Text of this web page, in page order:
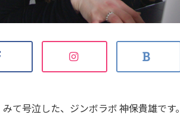
て号泣した、ジンボラボ 神保貴雄です。